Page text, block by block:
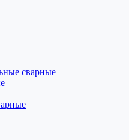
сварные